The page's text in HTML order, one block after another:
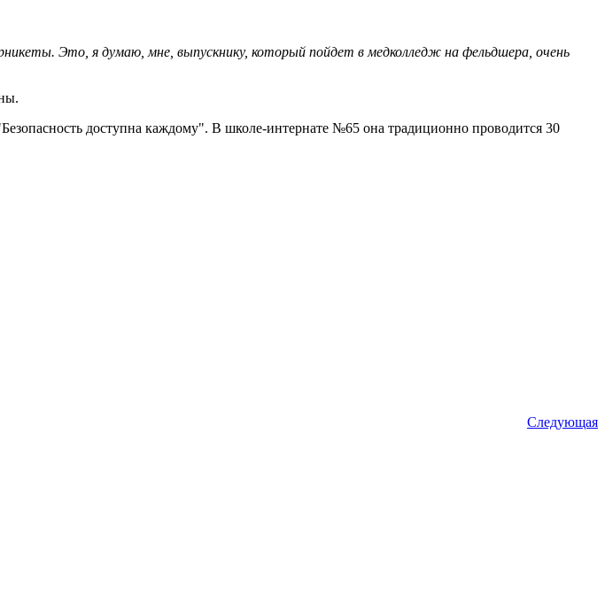
Это, я думаю, мне, выпускнику, который пойдет в медколледж на фельдшера, очень
доступна каждому". В школе-интернате №65 она традиционно проводится 30
Следующая